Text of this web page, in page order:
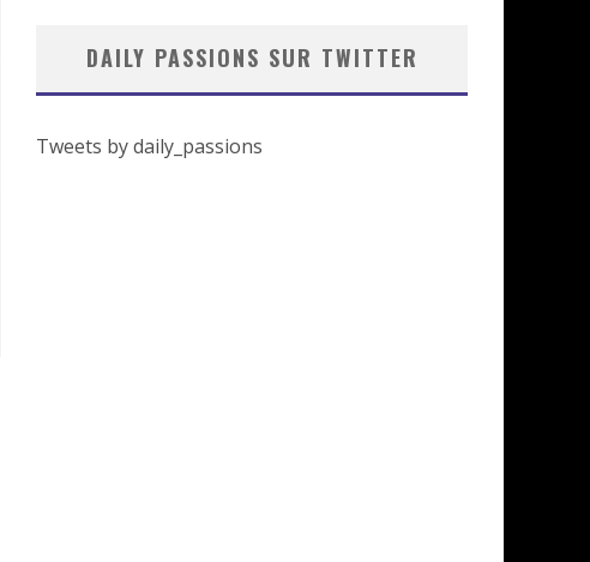
DAILY PASSIONS SUR TWITTER
Tweets by daily_passions